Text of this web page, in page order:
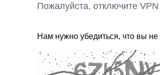
Пожалуйста, отключите
Нам нужно убедиться, что вы не